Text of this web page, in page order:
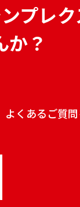
プレ
か？
よくあるご質